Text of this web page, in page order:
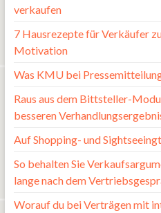
verkaufen
7 Hausrezepte für Verkäufer
Motivation
Was KMU bei
Raus aus dem Bittsteller-
besseren
Auf Shopping- und
So behalten Sie
lange nach dem
Worauf du bei Verträgen mit